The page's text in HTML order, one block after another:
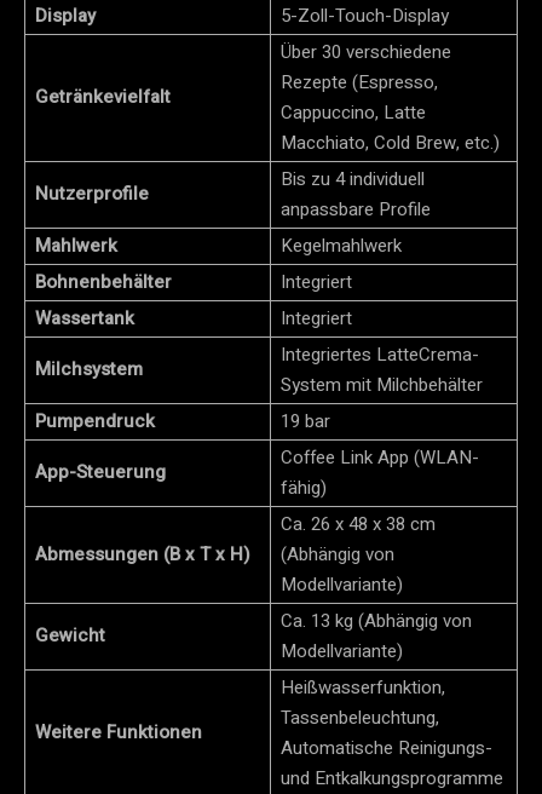
Display
5-Zoll-Touch-Display
Getränkevielfalt
Über 30 verschiedene
Rezepte (Espresso,
Cappuccino, Latte
Macchiato, Cold Brew, etc.)
Nutzerprofile
Bis zu 4 individuell
anpassbare Profile
Mahlwerk
Kegelmahlwerk
Bohnenbehälter
Integriert
Wassertank
Integriert
Milchsystem
Integriertes LatteCrema-
System mit Milchbehälter
Pumpendruck
19 bar
App-Steuerung
Coffee Link App (WLAN-
fähig)
Abmessungen (B x T x H)
Ca. 26 x 48 x 38 cm
(Abhängig von
Modellvariante)
Gewicht
Ca. 13 kg (Abhängig von
Modellvariante)
Weitere Funktionen
Heißwasserfunktion,
Tassenbeleuchtung,
Automatische Reinigungs-
und Entkalkungsprogramme